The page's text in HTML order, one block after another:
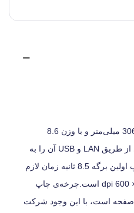
این چاپگر در ابعاد 504 × 265 × 306 میلی‌متر و با وزن 8.6
کیلوگرم تولید می‌شود و می‌توانید از طریق LAN و USB آن را به
کامپیوتر خود وصل کنید. برای چاپ اولین برگه 8.5 ثانیه زمان لازم
است و وضوح چاپ برابر با 600 × 600 dpi است.چرخه‌ی چاپ
ماهانه‌ی این چاپگر برابر با 8000 صفحه است، با این وجود شرکت